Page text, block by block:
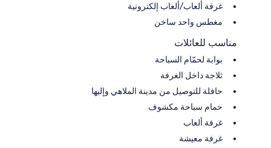
غرفة ألعاب/ألعاب إلكترونية
مغطس واحد ساخن
مناسب للعائلات
بوابة لحمّام السباحة
ثلاجة داخل الغرفة
حافلة للتوصيل من مدينة الملاهي وإليها
حمام سباحة مكشوف
غرفة ألعاب
غرفة معيشة